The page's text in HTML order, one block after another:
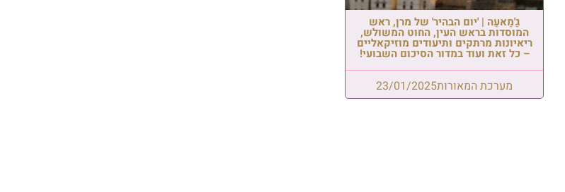
גַ'מַאעַה | 'יום הבהיר' של מרן, ראש
המוסדות בראש העין, החוט המשולש,
ריאיונות מרתקים ותיעודים מוזיקאליים
– כל זאת ועוד במדור הסיכום השבועי!
מערכת המאורות23/01/2025